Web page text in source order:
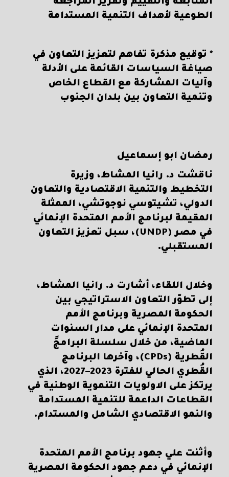
المتابعة والتقييم وتقرير المراجعة
الطوعية لأهداف التنمية المستدامة
* توقيع مذكرة تفاهم لتعزيز التعاون في
صياغة السياسات القائمة على الأدلة
وآليات المشاركة مع القطاع الخاص
وتنمية التعاون بين بلدان الجنوب
رمضان ابو إسماعيل
ناقشت د. رانيا المشاط، وزيرة
التخطيط والتنمية الاقتصادية والتعاون
الدولي، تشيتوسي نوجوتشي، الممثلة
المقيمة لبرنامج الأمم المتحدة الإنمائي
في مصر (UNDP)، سبل تعزيز التعاون
المستقبلي.
وخلال اللقاء، أشارت د. رانيا المشاط،
إلى تطوّر التعاون الاستراتيجي بين
الحكومة المصرية وبرنامج الأمم
المتحدة الإنمائي على مدار السنوات
الماضية، من خلال سلسلة البرامجً
القُطرية (CPDs)، وآخرها البرنامج
القُطري الحالي للفترة 2023–2027، الذي
يرتكز على الاولويات التنموية الوطنية في
القطاعات الداعمة للتنمية المستدامة
والنمو الاقتصادي الشامل والمستدام.
وأثنت علي جهود برنامج الأمم المتحدة
الإنمائي في دعم جهود الحكومة المصرية